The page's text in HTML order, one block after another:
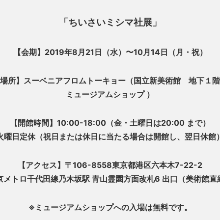
「ちいさいミシマ社展」
【会期】2019年8月21日（水）〜10月14日（月・祝）
所】 スーベニアフロムトーキョー（ 国立新美術館 地下１
ミュージアムショップ ）
【開館時間】10:00-18:00（金・土曜日は20:00 まで）
曜日定休（祝日または休日に当たる場合は開館し、翌日休館）
【アクセス】〒106-8558東京都港区六本木7-22-2
メトロ千代田線乃木坂駅 青山霊園方面改札6 出口（美術館直
※ミュージアムショップへの入場は無料です。